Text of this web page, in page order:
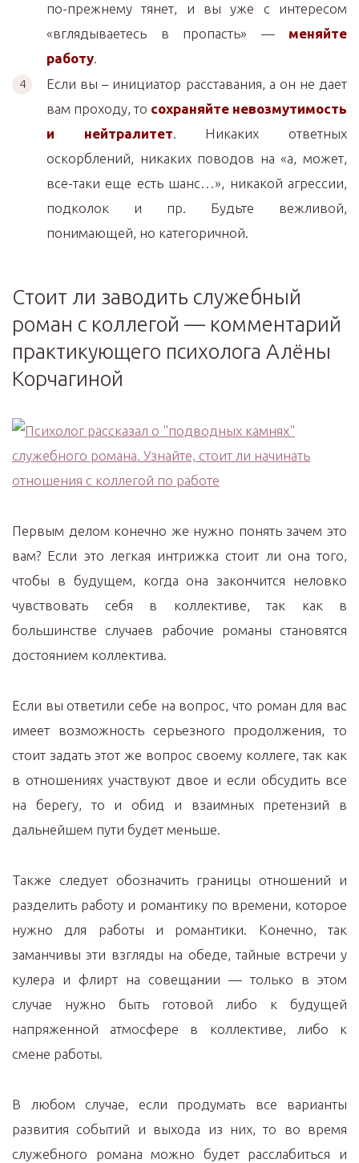
по-прежнему тянет, и вы уже с интересом
«вглядываетесь в пропасть» —меняйте
работу.
Если вы – инициатор расставания, а он не дает
вам проходу, то сохраняйте невозмутимость
и нейтралитет. Никаких ответных
оскорблений, никаких поводов на «а, может,
все-таки еще есть шанс…», никакой агрессии,
подколок и пр. Будьте вежливой,
понимающей, но категоричной.
Cтоит ли заводить служебный
роман с коллегой — комментарий
практикующего психолога Алёны
Корчагиной
Первым делом конечно же нужно понять зачем это
вам? Если это легкая интрижка стоит ли она того,
чтобы в будущем, когда она закончится неловко
чувствовать себя в коллективе, так как в
большинстве случаев рабочие романы становятся
достоянием коллектива.
Если вы ответили себе на вопрос, что роман для вас
имеет возможность серьезного продолжения, то
стоит задать этот же вопрос своему коллеге, так как
в отношениях участвуют двое и если обсудить все
на берегу, то и обид и взаимных претензий в
дальнейшем пути будет меньше.
Также следует обозначить границы отношений и
разделить работу и романтику по времени, которое
нужно для работы и романтики. Конечно, так
заманчивы эти взгляды на обеде, тайные встречи у
кулера и флирт на совещании — только в этом
случае нужно быть готовой либо к будущей
напряженной атмосфере в коллективе, либо к
смене работы.
В любом случае, если продумать все варианты
развития событий и выхода из них, то во время
служебного романа можно будет расслабиться и